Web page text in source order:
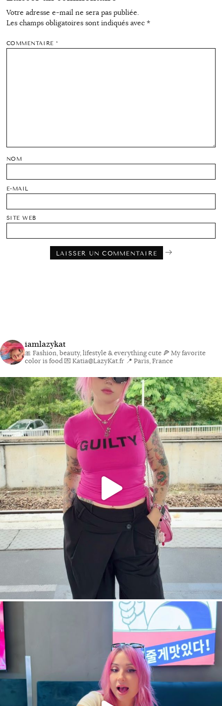
Votre adresse e-mail ne sera pas publiée.
Les champs obligatoires sont indiqués avec *
COMMENTAIRE*
NOM
E-MAIL
SITE WEB
iamlazykat
🎀 Fashion, beauty, lifestyle & everything cute 🍕 My favorite
color is food💌 Katia@LazyKat.fr 📍 Paris, France